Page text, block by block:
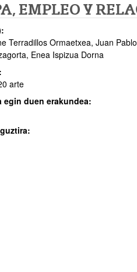
EMPLEO Y
Terradillos Ormaetxea, Juan
Enea Ispizua Dorna
arte
egin duen erakundea: